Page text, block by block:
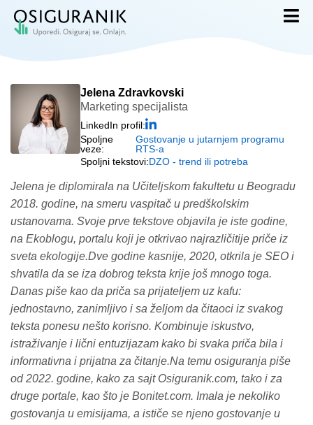
Jelena Zdravkovski
Marketing specijalista
LinkedIn profil:
Spoljne
veze:
Gostovanje u jutarnjem programu
RTS-a
Spoljni tekstovi:DZO - trend ili potreba
Jelena je diplomirala na Učiteljskom fakultetu u Beogradu
2018. godine, na smeru vaspitač u predškolskim
ustanovama. Svoje prve tekstove objavila je iste godine,
na Ekoblogu, portalu koji je otkrivao najrazličitije priče iz
sveta ekologije.Dve godine kasnije, 2020, otkrila je SEO i
shvatila da se iza dobrog teksta krije još mnogo toga.
Danas piše kao da priča sa prijateljem uz kafu:
jednostavno, zanimljivo i sa željom da čitaoci iz svakog
teksta ponesu nešto korisno. Kombinuje iskustvo,
istraživanje i lični entuzijazam kako bi svaka priča bila i
informativna i prijatna za čitanje.Na temu osiguranja piše
od 2022. godine, kako za sajt Osiguranik.com, tako i za
druge portale, kao što je Bonitet.com. Imala je nekoliko
gostovanja u emisijama, a ističe se njeno gostovanje u